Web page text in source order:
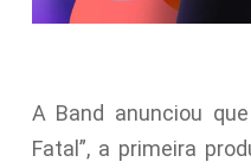
A Band anunciou
Fatal”, a primeira